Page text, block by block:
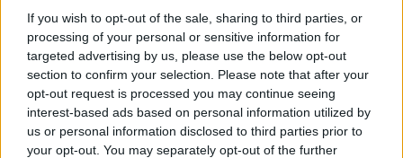
If you wish to opt-out of the sale, sharing to third parties, or
processing of your personal or sensitive information for
targeted advertising by us, please use the below opt-out
section to confirm your selection. Please note that after your
opt-out request is processed you may continue seeing
interest-based ads based on personal information utilized by
us or personal information disclosed to third parties prior to
your opt-out. You may separately opt-out of the further